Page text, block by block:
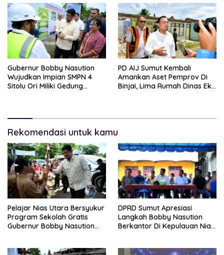
Gubernur Bobby Nasution
Wujudkan Impian SMPN 4
Sitolu Ori Miliki Gedung
PD AIJ Sumut Kembali
Amankan Aset Pemprov Di
Binjai, Lima Rumah Dinas Eks
Rekomendasi untuk kamu
Pelajar Nias Utara Bersyukur
Program Sekolah Gratis
Gubernur Bobby Nasution
DPRD Sumut Apresiasi
Langkah Bobby Nasution
Berkantor Di Kepulauan Nias,